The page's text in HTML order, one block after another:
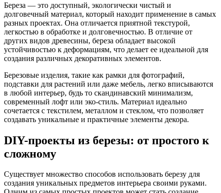
Береза — это доступный, экологически чистый и
долговечный материал, который находит применение в самых
разных проектах. Она отличается приятной текстурой,
легкостью в обработке и долговечностью. В отличие от
других видов древесины, береза обладает высокой
устойчивостью к деформациям, что делает ее идеальной для
создания различных декоративных элементов.
Березовые изделия, такие как рамки для фотографий,
подставки для растений или даже мебель, легко вписываются
в любой интерьер, будь то скандинавский минимализм,
современный лофт или эко-стиль. Материал идеально
сочетается с текстилем, металлом и стеклом, что позволяет
создавать уникальные и практичные элементы декора.
DIY-проекты из березы: от простого к
сложному
Существует множество способов использовать березу для
создания уникальных предметов интерьера своими руками.